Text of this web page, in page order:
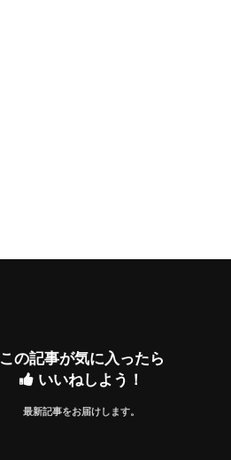
この記事が気に入ったら
いいねしよう！
最新記事をお届けします。